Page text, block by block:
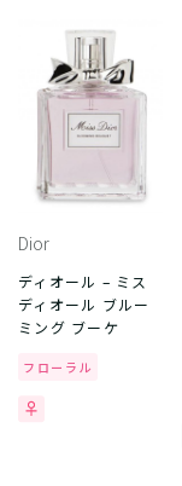
Dior
ディオール – ミス
ディオール ブルー
ミング ブーケ
フローラル